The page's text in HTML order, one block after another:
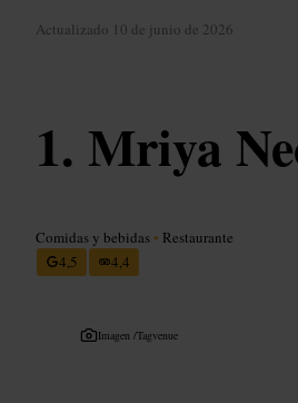
Actualizado 10 de junio de 2026
Mriya
Comidas y bebidas • Restaurante
4,5
4,4
Imagen /Tagvenue